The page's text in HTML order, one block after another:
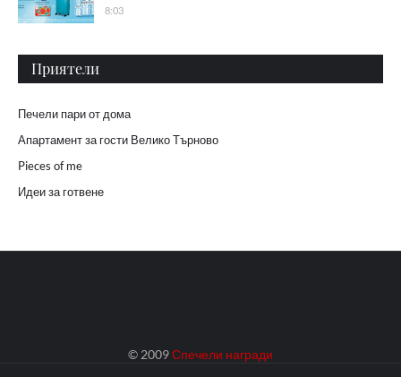
8:03
Приятели
Печели пари от дома
Апартамент за гости Велико Търново
Pieces of me
Идеи за готвене
© 2009Спечели награди